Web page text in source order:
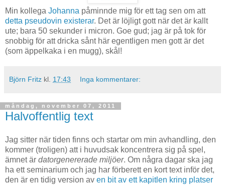
Min kollega Johanna påminnde mig för ett tag sen om att
detta pseudovin existerar. Det är löjligt gott när det är kallt
ute; bara 50 sekunder i micron. Goe gud; jag är på tok för
snobbig för att dricka sånt här egentligen men gott är det
(som äppelkaka i en mugg), skål!
Björn Fritz kl. 17:43 Inga kommentarer:
måndag, november 07, 2011
Halvoffentlig text
Jag sitter när tiden finns och startar om min avhandling, den
kommer (troligen) att i huvudsak koncentrera sig på spel,
ämnet är datorgenererade miljöer. Om några dagar ska jag
ha ett seminarium och jag har förberett en kort text inför det,
den är en tidig version av en bit av ett kapitlen kring platser